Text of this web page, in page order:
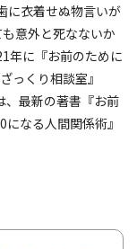
に衣着せぬ物言いが
意外と死なないか
年に『お前のために
っくり相談室』
、最新の著書『お前
なる人間関係術』